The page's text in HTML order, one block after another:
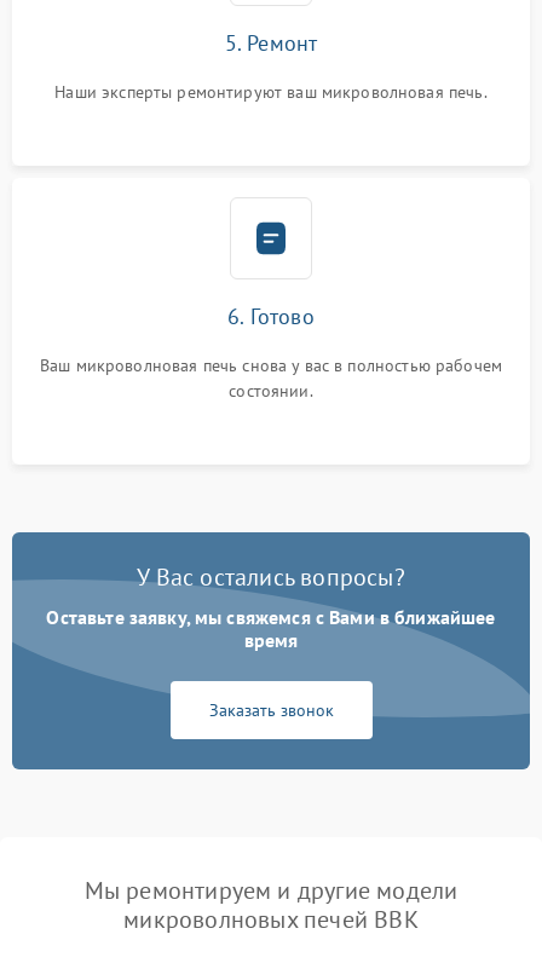
5. Ремонт
Наши эксперты ремонтируют ваш микроволновая печь.
6. Готово
Ваш микроволновая печь снова у вас в полностью рабочем
состоянии.
У Вас остались вопросы?
Оставьте заявку, мы свяжемся с Вами в ближайшее
время
Заказать звонок
Мы ремонтируем и другие модели
микроволновых печей BBK